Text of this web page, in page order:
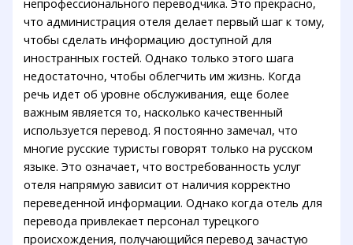
что администрация отеля делает первый шаг к тому,
чтобы сделать информацию доступной для
иностранных гостей. Однако только этого шага
недостаточно, чтобы облегчить им жизнь. Когда
речь идет об уровне обслуживания, еще более
важным является то, насколько качественный
используется перевод. Я постоянно замечал, что
многие русские туристы говорят только на русском
языке. Это означает, что востребованность услуг
отеля напрямую зависит от наличия корректно
переведенной информации. Однако когда отель для
перевода привлекает персонал турецкого
происхождения, получающийся перевод зачастую